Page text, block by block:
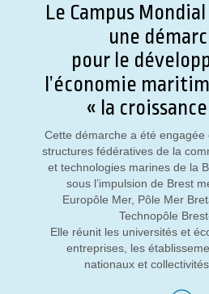
Le Campus
une
pour le
l’économie
« la
Cette démarche a été
structures fédératives de la
et technologies marines de la
sous l’impulsion de Brest
Europôle Mer, Pôle Mer
Technopôle
Elle réunit les universités et
entreprises, les
nationaux et